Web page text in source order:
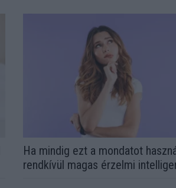
Ha mindig ezt a mondatot
rendkívül magas érzelmi